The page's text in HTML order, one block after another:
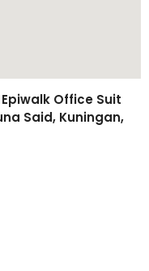
Office Suit
Said, Kuningan,